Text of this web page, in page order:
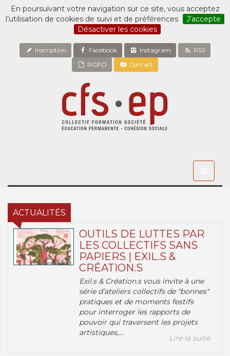
En poursuivant votre navigation sur ce site, vous acceptez
l’utilisation de cookies de suivi et de préférences
J’accepte
Désactiver les cookies
Inscription Facebook Instagram
RSS
RGPD
Contact
ACTUALITÉS
OUTILS DE LUTTES PAR
LES COLLECTIFS SANS
PAPIERS | EXIL.S &
CRÉATION.S
Exil.s & Création.s vous invite à une
série d’ateliers collectifs de "bonnes"
pratiques et de moments festifs
pour interroger les rapports de
pouvoir qui traversent les projets
artistiques,...
Lire la suite